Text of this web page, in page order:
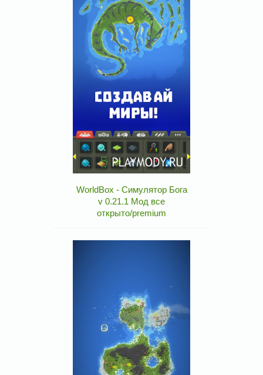
WorldBox - Симулятор Бога
v 0.21.1 Мод все
открыто/premium